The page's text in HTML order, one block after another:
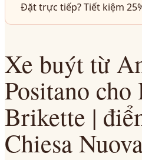
Đặt trực tiếp? Tiết kiệm
Xe buýt từ
Positano cho
Brikette |
Chiesa